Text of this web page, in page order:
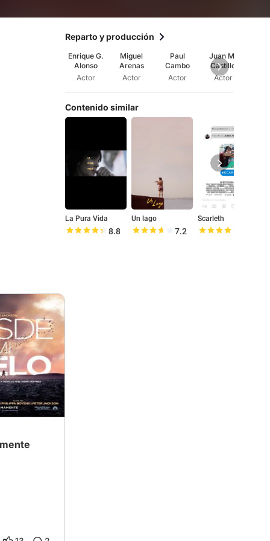
Reparto y producción
Enrique G.
Alonso
Actor
Miguel
Arenas
Actor
Paul
Cambo
Actor
Juan M.
Castillo
Actor
Contenido similar
La Pura Vida
8.8
Un lago
7.2
Scarleth